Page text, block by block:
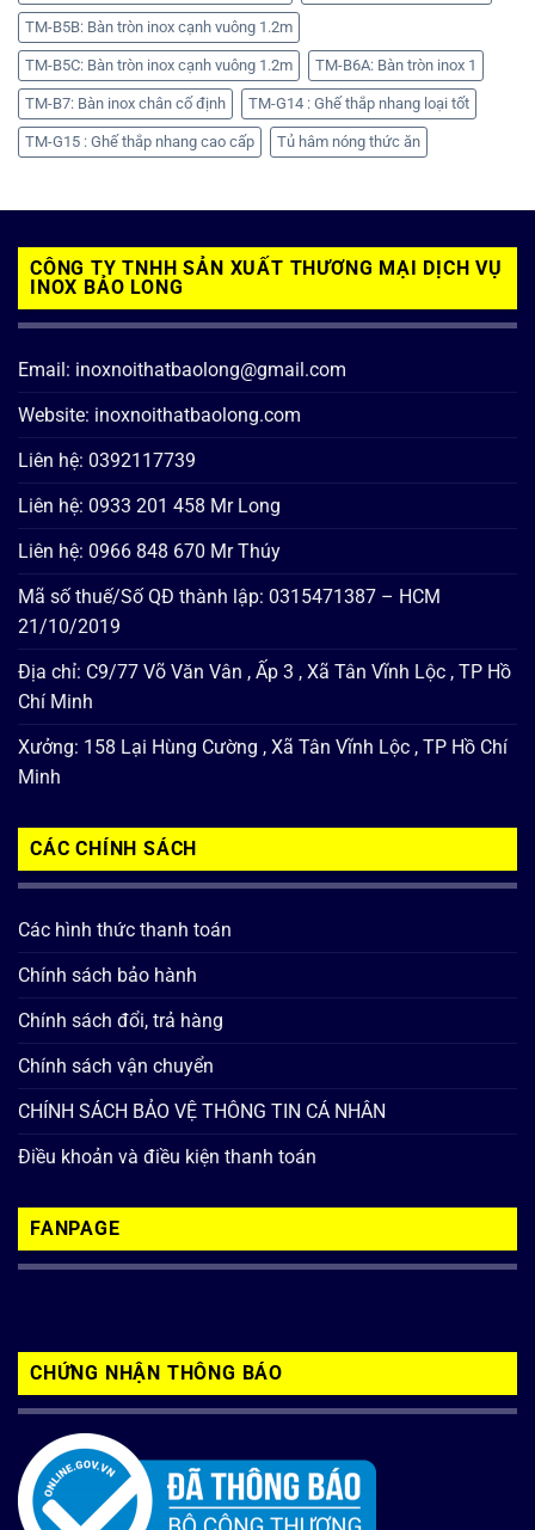
TM-B5B: Bàn tròn inox cạnh vuông 1.2m
TM-B5C: Bàn tròn inox cạnh vuông 1.2m TM-B6A: Bàn tròn inox 1
TM-B7: Bàn inox chân cố định TM-G14 : Ghế thắp nhang loại tốt
TM-G15 : Ghế thắp nhang cao cấp Tủ hâm nóng thức ăn
CÔNG TY TNHH SẢN XUẤT THƯƠNG MẠI DỊCH VỤ
INOX BẢO LONG
Email: inoxnoithatbaolong@gmail.com
Website: inoxnoithatbaolong.com
Liên hệ: 0392117739
Liên hệ: 0933 201 458 Mr Long
Liên hệ: 0966 848 670 Mr Thúy
Mã số thuế/Số QĐ thành lập: 0315471387 – HCM
21/10/2019
Địa chỉ: C9/77 Võ Văn Vân , Ấp 3 , Xã Tân Vĩnh Lộc , TP Hồ
Chí Minh
Xưởng: 158 Lại Hùng Cường , Xã Tân Vĩnh Lộc , TP Hồ Chí
Minh
CÁC CHÍNH SÁCH
Các hình thức thanh toán
Chính sách bảo hành
Chính sách đổi, trả hàng
Chính sách vận chuyển
CHÍNH SÁCH BẢO VỆ THÔNG TIN CÁ NHÂN
Điều khoản và điều kiện thanh toán
FANPAGE
CHỨNG NHẬN THÔNG BÁO